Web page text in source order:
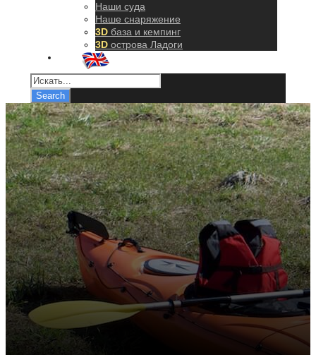
Наши суда
Наше снаряжение
3D база и кемпинг
3D острова Ладоги